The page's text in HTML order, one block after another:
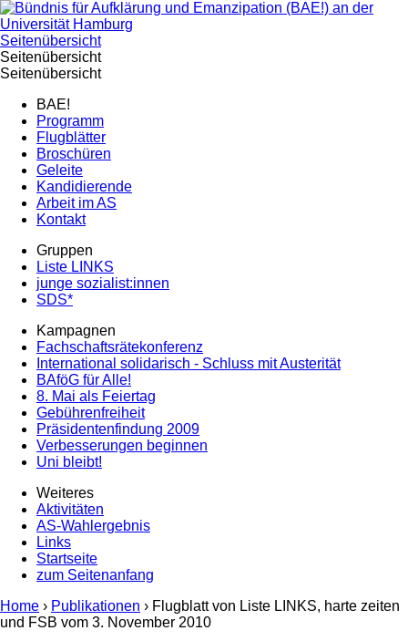
Seitenübersicht
Seitenübersicht
Seitenübersicht
BAE!
Programm
Flugblätter
Broschüren
Geleite
Kandidierende
Arbeit im AS
Kontakt
Gruppen
Liste LINKS
junge sozialist:innen
SDS*
Kampagnen
Fachschaftsrätekonferenz
International solidarisch - Schluss mit Austerität
BAföG für Alle!
8. Mai als Feiertag
Gebührenfreiheit
Präsidentenfindung 2009
Verbesserungen beginnen
Uni bleibt!
Weiteres
Aktivitäten
AS-Wahlergebnis
Links
Startseite
zum Seitenanfang
Home › Publikationen › Flugblatt von Liste LINKS, harte zeiten
und FSB vom 3. November 2010